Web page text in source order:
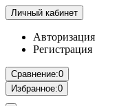
Личный кабинет
Авторизация
Регистрация
Сравнение:0
Избранное:0